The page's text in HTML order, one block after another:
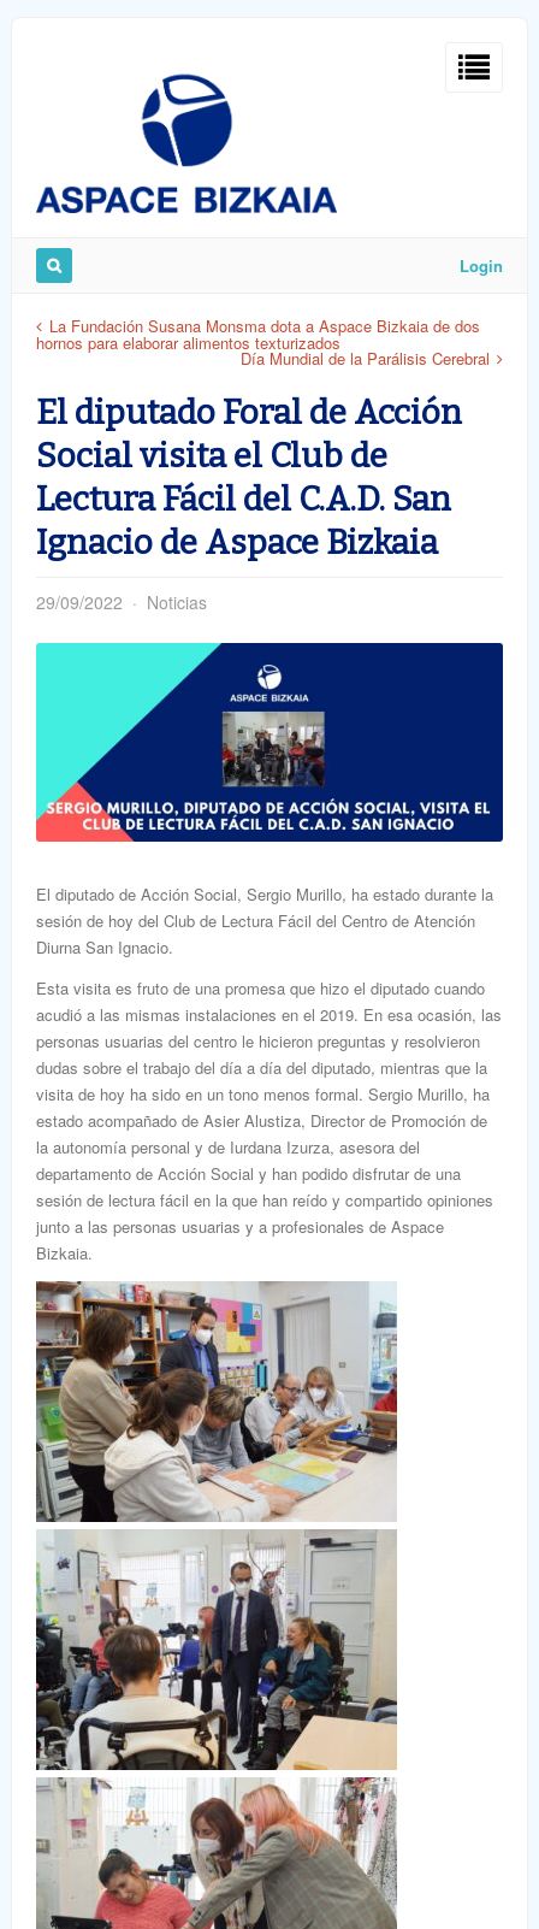
Remember
Me
Login
La Fundación Susana Monsma dota a Aspace Bizkaia de dos
hornos para elaborar alimentos texturizados
Día Mundial de la Parálisis Cerebral
El diputado Foral de Acción
Social visita el Club de
Lectura Fácil del C.A.D. San
Ignacio de Aspace Bizkaia
29/09/2022 Noticias
El diputado de Acción Social, Sergio Murillo, ha estado durante la
sesión de hoy del Club de Lectura Fácil del Centro de Atención
Diurna San Ignacio.
Esta visita es fruto de una promesa que hizo el diputado cuando
acudió a las mismas instalaciones en el 2019. En esa ocasión, las
personas usuarias del centro le hicieron preguntas y resolvieron
dudas sobre el trabajo del día a día del diputado, mientras que la
visita de hoy ha sido en un tono menos formal. Sergio Murillo, ha
estado acompañado de Asier Alustiza, Director de Promoción de
la autonomía personal y de Iurdana Izurza, asesora del
departamento de Acción Social y han podido disfrutar de una
sesión de lectura fácil en la que han reído y compartido opiniones
junto a las personas usuarias y a profesionales de Aspace
Bizkaia.